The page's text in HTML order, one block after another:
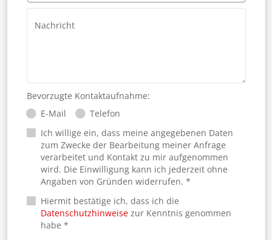
Nachricht
Bevorzugte Kontaktaufnahme:
E-Mail
Telefon
Ich willige ein, dass meine angegebenen Daten
zum Zwecke der Bearbeitung meiner Anfrage
verarbeitet und Kontakt zu mir aufgenommen
wird. Die Einwilligung kann ich jederzeit ohne
Angaben von Gründen widerrufen. *
Hiermit bestätige ich, dass ich die
Datenschutzhinweisezur Kenntnis genommen
habe *